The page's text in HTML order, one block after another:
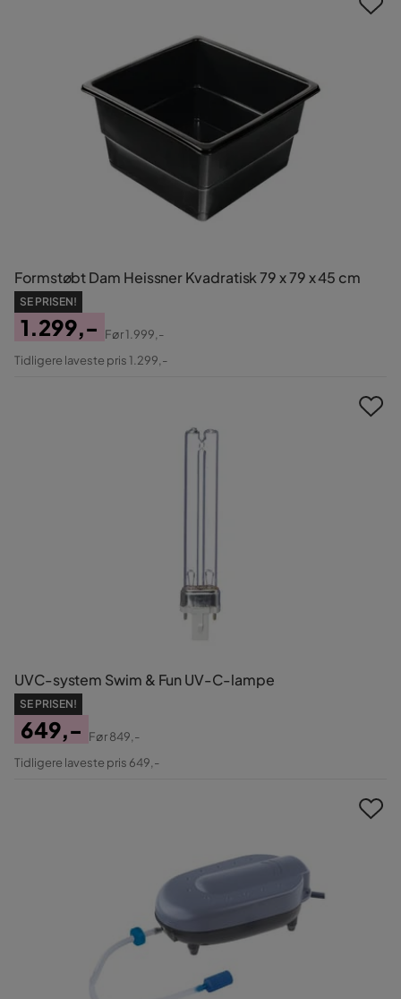
Formstøbt Dam Heissner Kvadratisk 79 x 79 x 45 cm
SE PRISEN!
Pris
1.299,-
Original
Før1.999,-
Tidligere laveste pris 1.299,-
UVC-system Swim & Fun UV-C-lampe
SE PRISEN!
Pris
649,-
Original
Før849,-
Tidligere laveste pris 649,-